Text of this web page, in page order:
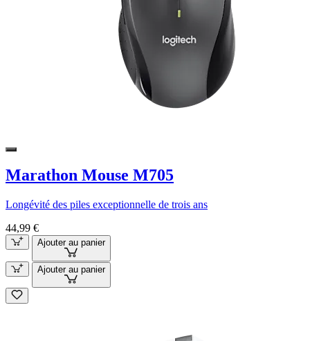
Marathon Mouse M705
Longévité des piles exceptionnelle de trois ans
44,99 €
Ajouter au panier
Ajouter au panier